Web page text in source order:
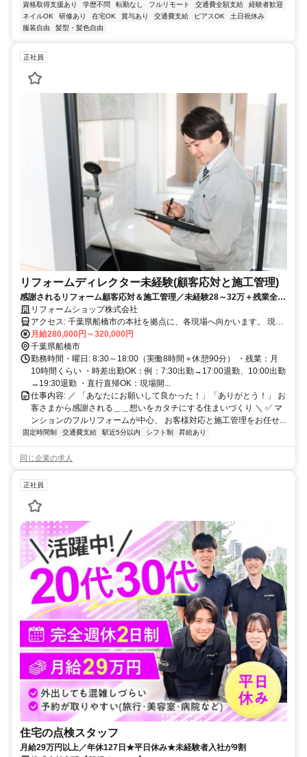
資格取得支援あり
学歴不問 転勤なし フルリモート 交通費全額支給
経験者歓迎
ネイルOK
研修あり 在宅OK 賞与あり 交通費支給 ピアスOK
土日祝休み
服装自由
髪型・髪色自由
正社員
リフォームディレクター未経験(顧客応対と施工管理)
感謝されるリフォーム顧客応対＆施工管理／未経験28～32万＋残業全支
給／年120休日／時差出勤と直行直帰OK
リフォームショップ株式会社
アクセス: 千葉県船橋市の本社を拠点に、各現場へ向かいます。 現場
は千葉県北西部・東京都東部で担当エリアをお任せします。 ・転勤
なし ・現場への直行直帰OK（公共交通機関を利用） ・現場での開
始・終了時間がそのまま勤務時間となるため、無駄な移動が発生しに
くい働き方です！
月給280,000円～320,000円
千葉県船橋市
勤務時間・曜日: 8:30～18:00（実働8時間＋休憩90分） ・残業：月
10時間くらい ・時差出勤OK：例：7:30出勤→17:00退勤、10:00出勤
→19:30退勤 ・直行直帰OK：現場開...
仕事内容: ／ 「あなたにお願いして良かった！」「ありがとう！」 お
客さまから感謝される＿＿想いをカタチにする住まいづくり ＼ ✅ マ
ンションのフルリフォームが中心、 お客様対応と施工管理をお任せ...
固定時間制 交通費支給 駅近5分以内 シフト制 昇給あり
同じ企業の求人
正社員
住宅の点検スタッフ
月給29万円以上／年休127日★平日休み★未経験者入社が9割